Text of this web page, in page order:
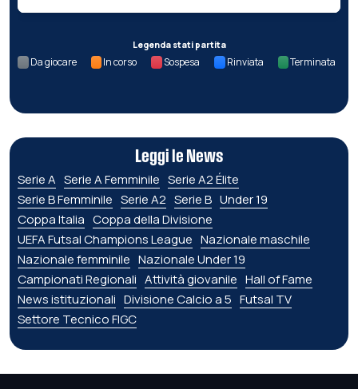
Legenda stati partita
Da giocare In corso Sospesa Rinviata Terminata
Leggi le News
Serie A Serie A Femminile Serie A2 Élite
Serie B Femminile Serie A2 Serie B Under 19
Coppa Italia Coppa della Divisione
UEFA Futsal Champions League Nazionale maschile
Nazionale femminile Nazionale Under 19
Campionati Regionali Attività giovanile Hall of Fame
News istituzionali Divisione Calcio a 5 Futsal TV
Settore Tecnico FIGC